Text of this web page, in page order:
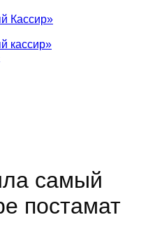
Кассир»
кассир»
самый
постамат